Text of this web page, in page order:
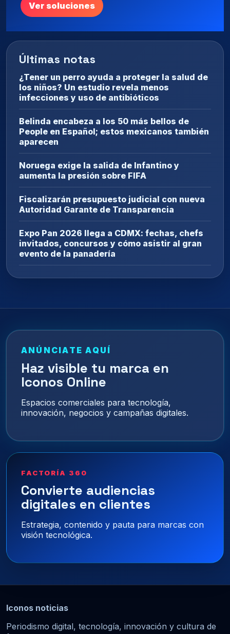
Ver soluciones
Últimas notas
¿Tener un perro ayuda a proteger la salud de
los niños? Un estudio revela menos
infecciones y uso de antibióticos
Belinda encabeza a los 50 más bellos de
People en Español; estos mexicanos también
aparecen
Noruega exige la salida de Infantino y
aumenta la presión sobre FIFA
Fiscalizarán presupuesto judicial con nueva
Autoridad Garante de Transparencia
Expo Pan 2026 llega a CDMX: fechas, chefs
invitados, concursos y cómo asistir al gran
evento de la panadería
ANÚNCIATE AQUÍ
Haz visible tu marca en
Iconos Online
Espacios comerciales para tecnología,
innovación, negocios y campañas digitales.
FACTORÍA 360
Convierte audiencias
digitales en clientes
Estrategia, contenido y pauta para marcas con
visión tecnológica.
Iconos noticias
Periodismo digital, tecnología, innovación y cultura de